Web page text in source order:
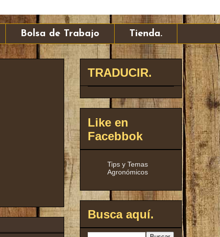
Bolsa de Trabajo Tienda.
TRADUCIR.
Like en
Facebbok
Tips y Temas
Agronómicos
Busca aquí.